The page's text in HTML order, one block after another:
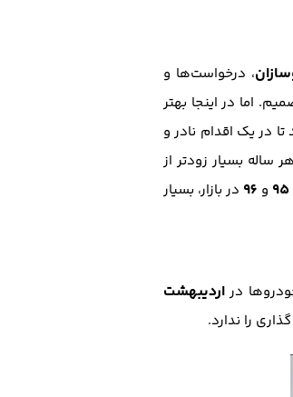
، درخواست‌ها و
اما در اینجا بهتر
در یک اقدام نادر و
ساله بسیار زودتر از
95 و 96 در بازار، بسیار
دراردیبهشت
را ندارد.